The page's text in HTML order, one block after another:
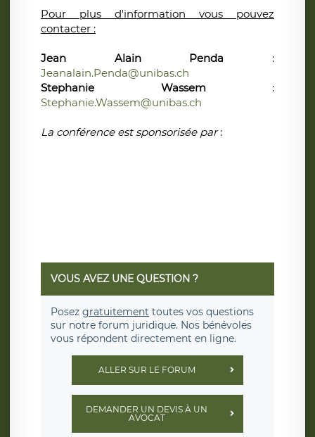
Pour plus d'information vous pouvez
contacter :
Jean Alain Penda :
Jeanalain.Penda@unibas.ch
Stephanie Wassem:
Stephanie.Wassem@unibas.ch
La conférence est sponsorisée par:
VOUS AVEZ UNE QUESTION ?
Posez gratuitement toutes vos questions
sur notre forum juridique. Nos bénévoles
vous répondent directement en ligne.
ALLER SUR LE FORUM
DEMANDER UN DEVIS À UN
AVOCAT